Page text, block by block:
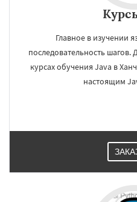
Главное в изучении
последовательность
курсах обучения Java в
настоящим